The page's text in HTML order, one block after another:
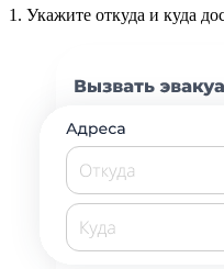
1. Укажите откуда и куда